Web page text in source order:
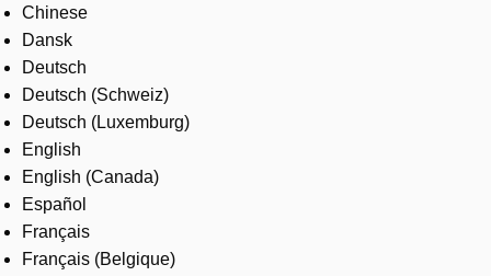
Industries
Services
About us
Where to buy
Contact us
Careers
Chinese
Dansk
Deutsch
Deutsch (Schweiz)
Deutsch (Luxemburg)
English
English (Canada)
Español
Français
Français (Belgique)